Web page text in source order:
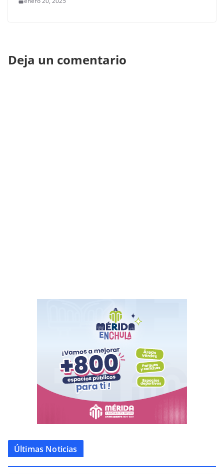
Deja un comentario
Últimas Noticias